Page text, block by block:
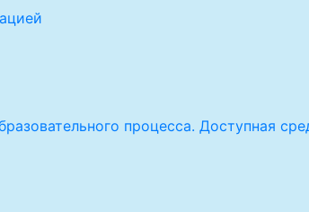
процесса. Доступная